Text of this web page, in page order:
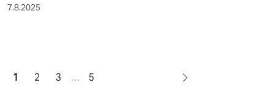
7.8.2025
1 2 3 … 5